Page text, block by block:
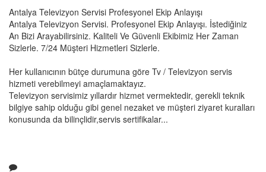
Antalya Televizyon Servisi Profesyonel Ekip Anlayışı
Antalya Televizyon Servisi. Profesyonel Ekip Anlayışı. İstediğiniz
An Bizi Arayabilirsiniz. Kaliteli Ve Güvenli Ekibimiz Her Zaman
Sizlerle. 7/24 Müşteri Hizmetleri Sizlerle.
Her kullanıcının bütçe durumuna göre Tv / Televizyon servis
hizmeti verebilmeyi amaçlamaktayız.
Televizyon servisimiz yıllardır hizmet vermektedir, gerekli teknik
bilgiye sahip olduğu gibi genel nezaket ve müşteri ziyaret kuralları
konusunda da bilinçlidir,servis sertifikalar...